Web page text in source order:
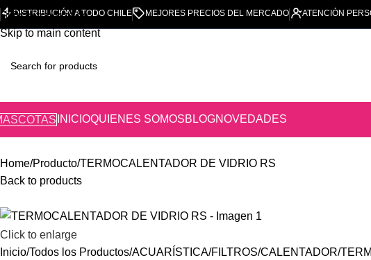
Skip to navigation
Skip to main content
DISTRIBUCIÓN A TODO CHILE MEJORES PRECIOS DEL MERCADO ATENCIÓN
INICIOQUIENES SOMOSBLOGNOVEDADES
Home Producto TERMOCALENTADOR DE VIDRIO RS
Back to products
Click to enlarge
Inicio Todos los Productos ACUARÍSTICA FILTROS CALENTADOR